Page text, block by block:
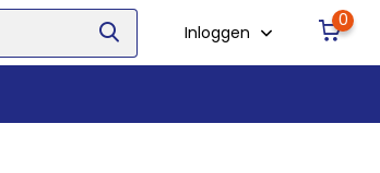
Inloggen
0